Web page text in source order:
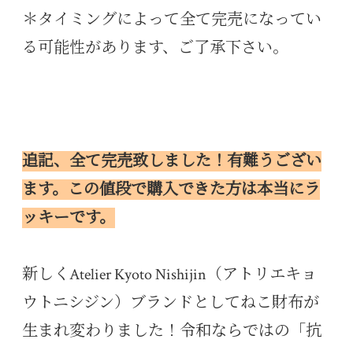
＊タイミングによって全て完売になってい
る可能性があります、ご了承下さい。
追記、全て完売致しました！有難うござい
ます。この値段で購入できた方は本当にラ
ッキーです。
新しくAtelier Kyoto Nishijin（アトリエキョ
ウトニシジン）ブランドとしてねこ財布が
生まれ変わりました！令和ならではの「抗